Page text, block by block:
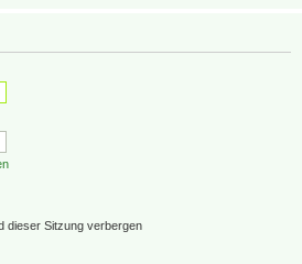
dieser Sitzung verbergen